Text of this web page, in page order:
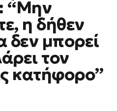
“Μην
η δήθεν
δεν μπορεί
τον
κατήφορο”